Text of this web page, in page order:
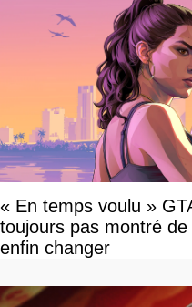
« En temps voulu »
toujours pas montré
enfin changer